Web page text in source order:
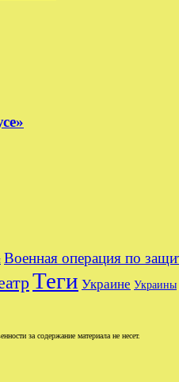
Военная операция по
Теги Украине Украины
за содержание материала не несет.